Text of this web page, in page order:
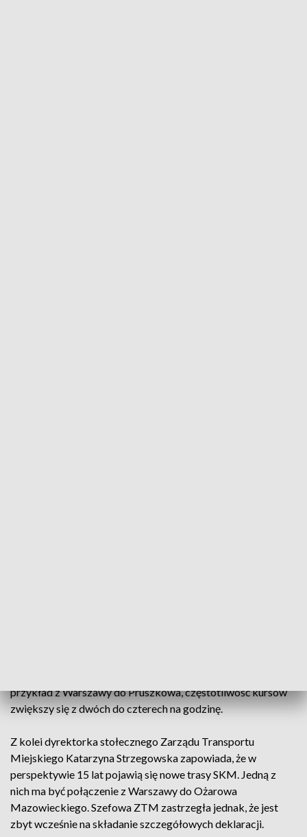
przykład z Warszawy do Pruszkowa, częstotliwość kursów
zwiększy się z dwóch do czterech na godzinę.
Z kolei dyrektorka stołecznego Zarządu Transportu
Miejskiego Katarzyna Strzegowska zapowiada, że w
perspektywie 15 lat pojawią się nowe trasy SKM. Jedną z
nich ma być połączenie z Warszawy do Ożarowa
Mazowieckiego. Szefowa ZTM zastrzegła jednak, że jest
zbyt wcześnie na składanie szczegółowych deklaracji.